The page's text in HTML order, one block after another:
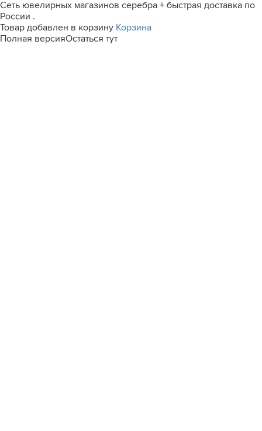
Сеть ювелирных магазинов серебра + быстрая доставка по
России .
Товар добавлен в корзину Корзина
Полная версияОстаться тут